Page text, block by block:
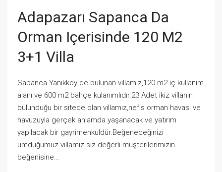
Adapazarı Sapanca Da
Orman Içerisinde 120 M2
3+1 Villa
Sapanca Yanıkköy de bulunan villamız,120 m2 iç kullanım
alanı ve 600 m2 bahçe kulanımlıdır.23 Adet ikiz villanın
bulunduğu bir sitede olan villamız,nefis orman havası ve
havuzuyla gerçek anlamda yaşanacak ve yatırım
yapılacak bir gayrimenkuldür.Beğeneceğinizi
umduğumuz villamız siz değerli müşterilerimizin
beğenisine...